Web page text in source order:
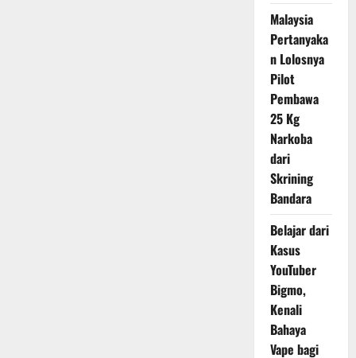
Malaysia
Pertanyaka
n Lolosnya
Pilot
Pembawa
25 Kg
Narkoba
dari
Skrining
Bandara
Belajar dari
Kasus
YouTuber
Bigmo,
Kenali
Bahaya
Vape bagi